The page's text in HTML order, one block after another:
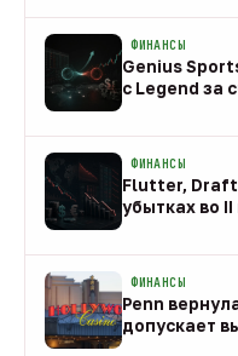
ФИНАНСЫ
Genius
с Legend за
ФИНАНСЫ
Flutter,
убытках во II
ФИНАНСЫ
Penn
допускает